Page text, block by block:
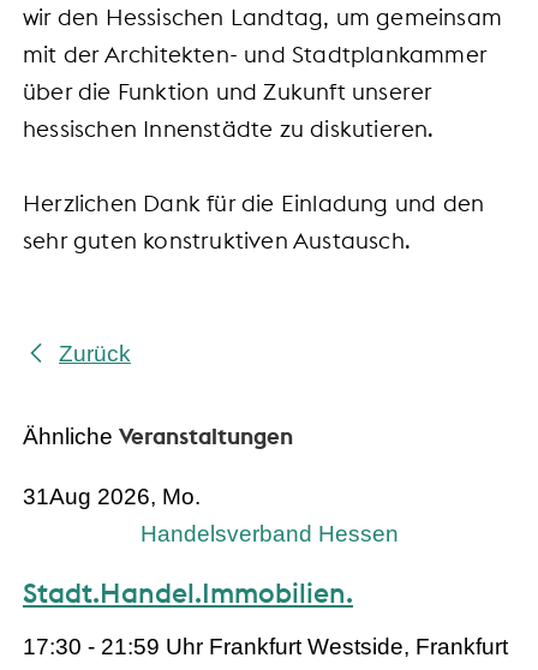
wir den Hessischen Landtag, um gemeinsam
mit der Architekten- und Stadtplankammer
über die Funktion und Zukunft unserer
hessischen Innenstädte zu diskutieren.
Herzlichen Dank für die Einladung und den
sehr guten konstruktiven Austausch.
Zurück
Ähnliche Veranstaltungen
31Aug 2026, Mo.
Handelsverband Hessen
Stadt.Handel.Immobilien.
17:30 - 21:59 Uhr Frankfurt Westside, Frankfurt